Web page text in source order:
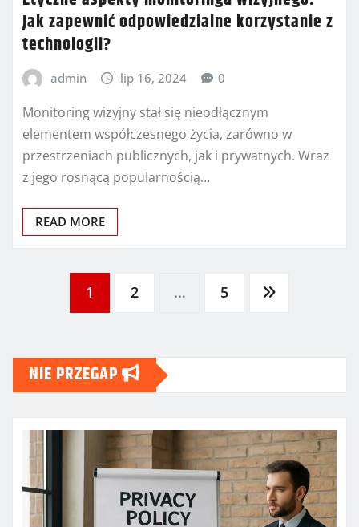
Jak zapewnić odpowiedzialne korzystanie z
technologii?
admin lip 16, 2024 0
Monitoring wizyjny stał się nieodłącznym
elementem współczesnego życia, zarówno w
przestrzeniach publicznych, jak i prywatnych. Wraz
z jego rosnącą popularnością…
READ MORE
Stronicowanie
wpisów
1 2 … 5
NIE PRZEGAP